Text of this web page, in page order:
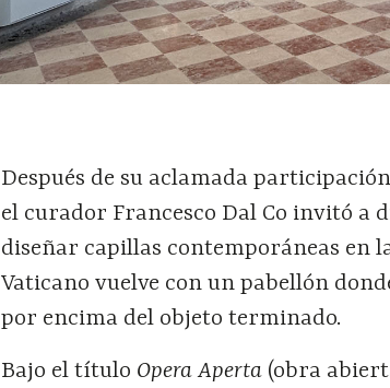
Después de su aclamada
el curador Francesco Dal Co invitó a
diseñar capillas contemporáneas en
Vaticano vuelve con un pabellón
por encima del objeto terminado.
Bajo el título Opera Aperta (obra